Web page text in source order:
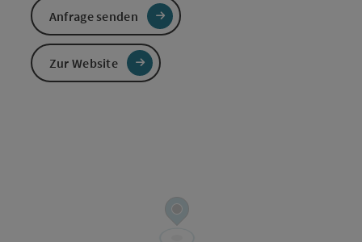
Anfrage senden
Zur Website